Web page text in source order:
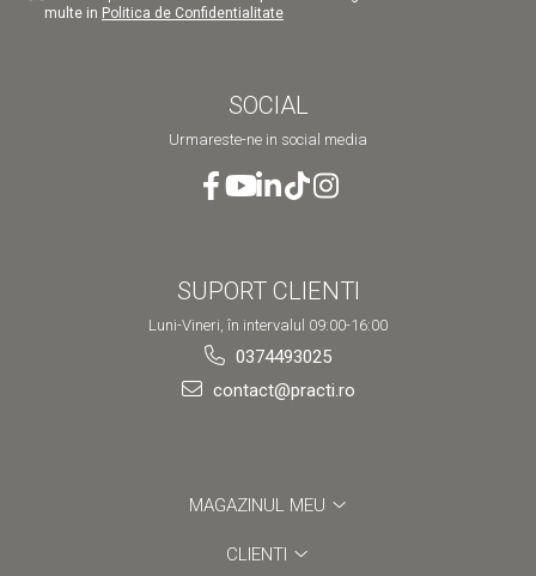
multe in Politica de Confidentialitate
SOCIAL
Urmareste-ne in social media
SUPORT CLIENTI
Luni-Vineri, în intervalul 09:00-16:00
0374493025
contact@practi.ro
MAGAZINUL MEU
CLIENTI